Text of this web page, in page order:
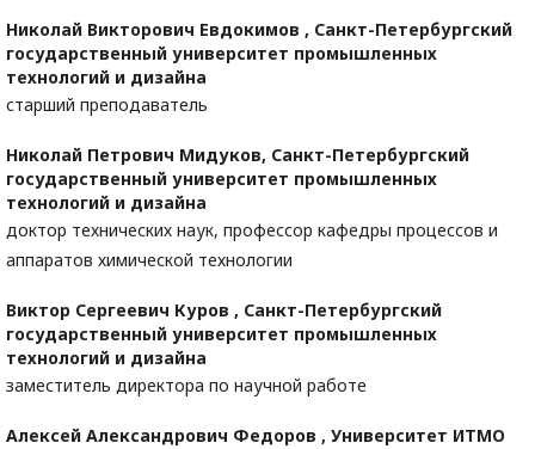
Николай Викторович Евдокимов , Санкт-Петербургский
государственный университет промышленных
технологий и дизайна
старший преподаватель
Николай Петрович Мидуков, Санкт-Петербургский
государственный университет промышленных
технологий и дизайна
доктор технических наук, профессор кафедры процессов и
аппаратов химической технологии
Виктор Сергеевич Куров , Санкт-Петербургский
государственный университет промышленных
технологий и дизайна
заместитель директора по научной работе
Алексей Александрович Федоров , Университет ИТМО